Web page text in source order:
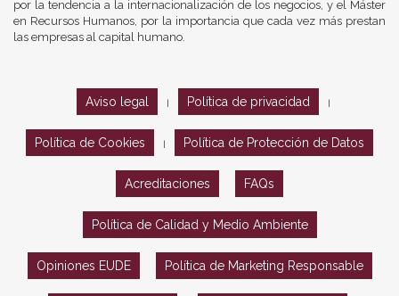
por la tendencia a la internacionalización de los negocios, y el Máster
en Recursos Humanos, por la importancia que cada vez más prestan
las empresas al capital humano.
Aviso legal Política de privacidad
Política de Cookies Política de Protección de Datos
Acreditaciones FAQs
Política de Calidad y Medio Ambiente
Opiniones EUDE Política de Marketing Responsable